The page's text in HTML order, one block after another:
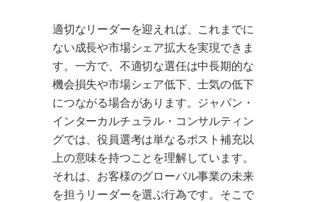
適切なリーダーを迎えれば、これまでに
ない成長や市場シェア拡大を実現できま
す。一方で、不適切な選任は中長期的な
機会損失や市場シェア低下、士気の低下
につながる場合があります。ジャパン・
インターカルチュラル・コンサルティン
グでは、役員選考は単なるポスト補充以
上の意味を持つことを理解しています。
それは、お客様のグローバル事業の未来
を担うリーダーを選ぶ行為です。そこで